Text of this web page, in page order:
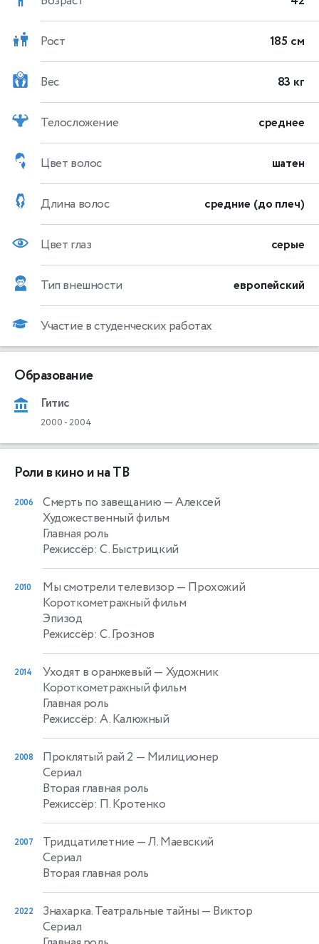
Рост 185 см
Вес 83 кг
Телосложение среднее
Цвет волос шатен
Длина волос средние (до плеч)
Цвет глаз серые
Тип внешности европейский
Участие в студенческих работах
Образование
Гитис
2000 - 2004
Роли в кино и на ТВ
2006 Смерть по завещанию — Алексей
Художественный фильм
Главная роль
Режиссёр: С. Быстрицкий
2010 Мы смотрели телевизор — Прохожий
Короткометражный фильм
Эпизод
Режиссёр: С. Грознов
2014 Уходят в оранжевый — Художник
Короткометражный фильм
Главная роль
Режиссёр: А. Калюжный
2008 Проклятый рай 2 — Милиционер
Сериал
Вторая главная роль
Режиссёр: П. Кротенко
2007 Тридцатилетние — Л. Маевский
Сериал
Вторая главная роль
2022 Знахарка. Театральные тайны — Виктор
Сериал